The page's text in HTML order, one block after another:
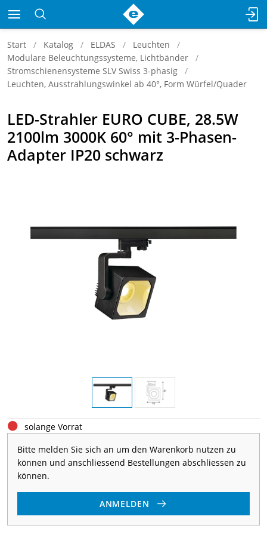
Start Katalog ELDAS
Leuchten
Modulare Beleuchtungssysteme, Lichtbänder
Stromschienensysteme SLV Swiss 3-phasig
Leuchten, Ausstrahlungswinkel ab 40°, Form Würfel/Quader
LED-Strahler EURO CUBE, 28.5W
2100lm 3000K 60° mit 3-Phasen-
Adapter IP20 schwarz
solange Vorrat
Bitte melden Sie sich an um den Warenkorb nutzen zu
können und anschliessend Bestellungen abschliessen zu
können.
ANMELDEN